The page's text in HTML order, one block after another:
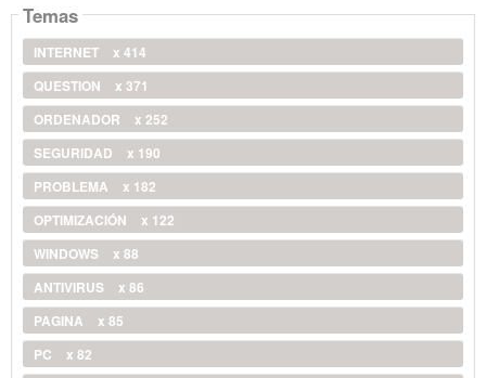
Temas
INTERNET
x 414
QUESTION
x 371
ORDENADOR
x 252
SEGURIDAD
x 190
PROBLEMA
x 182
OPTIMIZACIÓN
x 122
WINDOWS
x 88
ANTIVIRUS
x 86
PAGINA
x 85
PC
x 82